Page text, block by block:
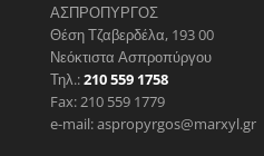
ΑΣΠΡΟΠΥΡΓΟΣ
Θέση Τζαβερδέλα, 193 00
Νεόκτιστα Ασπροπύργου
Τηλ.:210 559 1758
Fax: 210 559 1779
e-mail: aspropyrgos@marxyl.gr